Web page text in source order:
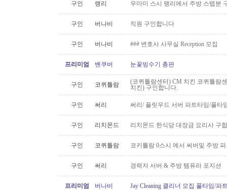
구인 랭리 우마미 스시 랭리에서 주방 스텝분
구인 버나비 직원 구인합니다
구인 버나비 ### 변호사 사무실 Reception 모집
프리미엄 밴쿠버 눈꽃빙수기 총판
구인 코퀴틀람
(코퀴틀람센터) CM 치킨 코퀴틀람
치킨) 구인합니다.
구인 써리 써리/ 플릿우드 서버 파트타임/풀타
구인 리치몬드 리치몬드 한식당 대장금 요리사 구
구인 코퀴틀람 코키틀람 0스시 에서 써버및 주방
구인 써리 경력자 서버 & 주방 템퓨라 포지션
프리미엄 버나비 Jay Cleaning 클리너 모집 풀타임/파